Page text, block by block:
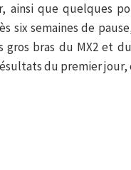
ainsi que quelques
six semaines de
bras du MX2 et
du premier jour,